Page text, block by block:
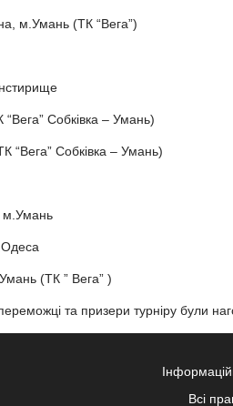
м.Умань (ТК “Вега”)
Собківка – Умань)
“Вега” Собківка – Умань)
м.Умань
(ТК ” Вега” )
переможці та призери турніру були
Всі